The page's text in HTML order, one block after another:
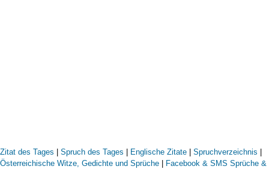
Zitat des Tages | Spruch des Tages | Englische Zitate | Spruchverzeichnis |
Österreichische Witze, Gedichte und Sprüche | Facebook & SMS Sprüche &